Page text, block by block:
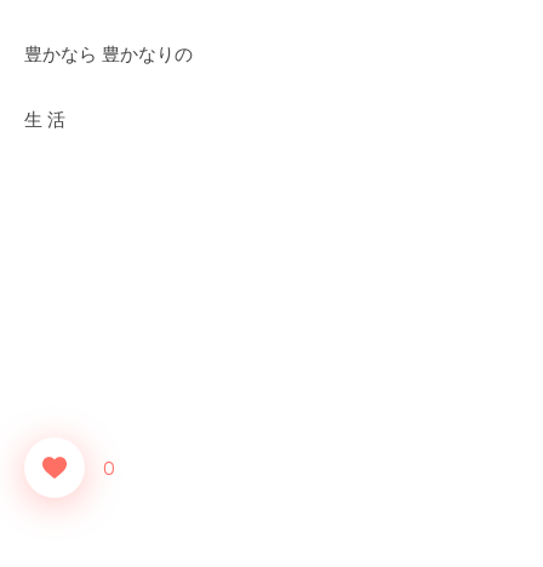
豊かなら 豊かなりの
生 活
0